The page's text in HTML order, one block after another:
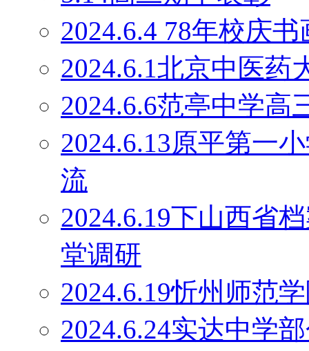
2024.6.4 78年校庆书
2024.6.1北京中医药
2024.6.6范亭中学高
2024.6.13原平第一
流
2024.6.19下山西省
堂调研
2024.6.19忻州师范
2024.6.24实达中学